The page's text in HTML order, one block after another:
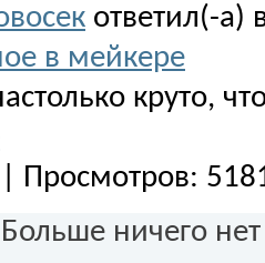
ответил(-а)
в мейкере
круто,
| Просмотров:
Больше ничего нет